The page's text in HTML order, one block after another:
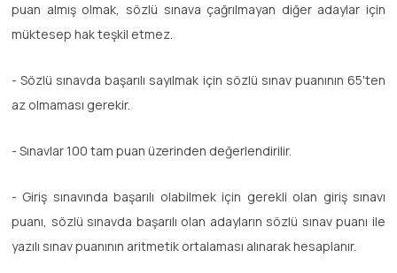
puan almış olmak, sözlü sınava çağrılmayan diğer adaylar için
müktesep hak teşkil etmez.
- Sözlü sınavda başarılı sayılmak için sözlü sınav puanının 65'ten
az olmaması gerekir.
- Sınavlar 100 tam puan üzerinden değerlendirilir.
- Giriş sınavında başarılı olabilmek için gerekli olan giriş sınavı
puanı, sözlü sınavda başarılı olan adayların sözlü sınav puanı ile
yazılı sınav puanının aritmetik ortalaması alınarak hesaplanır.